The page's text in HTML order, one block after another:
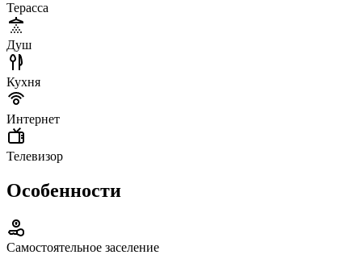
Терасса
Душ
Кухня
Интернет
Телевизор
Особенности
Самостоятельное заселение